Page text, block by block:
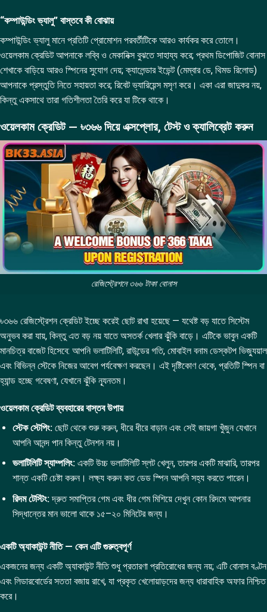
“কম্পাউন্ডিং ভ্যালু” বাস্তবে কী বোঝায়
কম্পাউন্ডিং ভ্যালু মানে প্রতিটি প্রোমোশন পরবর্তীটিকে আরও কার্যকর করে তোলে।
ওয়েলকাম ক্রেডিট আপনাকে লব্বি ও মেকানিক্স বুঝতে সাহায্য করে; প্রথম ডিপোজিট বোনাস
শেখাকে বাড়িয়ে আরও স্পিনের সুযোগ দেয়; ক্যালেন্ডার ইভেন্ট (মেম্বার ডে, থিমড রিলোড)
আপনাকে প্রস্তুতি নিতে সহায়তা করে; রিবেট ভ্যারিয়েন্স মসৃণ করে। একা এরা জাদুকর নয়,
কিন্তু একসাথে তারা গতিশীলতা তৈরি করে যা টিকে থাকে।
ওয়েলকাম ক্রেডিট — ৳৩৬৬ দিয়ে এক্সপ্লোর, টেস্ট ও ক্যালিব্রেট করুন
রেজিস্ট্রেশনে ৩৬৬ টাকা বোনাস
৳৩৬৬ রেজিস্ট্রেশন ক্রেডিট ইচ্ছে করেই ছোট রাখা হয়েছে — যথেষ্ট বড় যাতে সিস্টেম
অনুভব করা যায়, কিন্তু এত বড় নয় যাতে অসতর্ক খেলার ঝুঁকি বাড়ে। এটিকে ভাবুন একটি
মানচিত্র বাজেট হিসেবে: আপনি ভলাটিলিটি, রাউন্ডের গতি, মোবাইল বনাম ডেস্কটপ ভিজ্যুয়াল
এবং বিভিন্ন স্টেকে নিজের আবেগ পর্যবেক্ষণ করছেন। এই দৃষ্টিকোণ থেকে, প্রতিটি স্পিন বা
হ্যান্ড হচ্ছে গবেষণা, যেখানে ঝুঁকি ন্যূনতম।
ওয়েলকাম ক্রেডিট ব্যবহারের বাস্তব উপায়
স্টেক স্টেপিং:ছোট থেকে শুরু করুন, ধীরে ধীরে বাড়ান এবং সেই জায়গা খুঁজুন যেখানে
আপনি আনন্দ পান কিন্তু টেনশন নয়।
ভলাটিলিটি স্যাম্পলিং:একটি উচ্চ ভলাটিলিটি স্লট খেলুন, তারপর একটি মাঝারি, তারপর
শান্ত একটি চেষ্টা করুন। লক্ষ্য করুন কত ডেড স্পিন আপনি সহ্য করতে পারেন।
রিদম টেস্টিং:দ্রুত সমাপ্তির গেম এবং ধীর গেম মিশিয়ে দেখুন কোন রিদমে আপনার
সিদ্ধান্তের মান ভালো থাকে ১৫–২০ মিনিটের জন্য।
একটি অ্যাকাউন্ট নীতি — কেন এটি গুরুত্বপূর্ণ
একজনের জন্য একটি অ্যাকাউন্ট নীতি শুধু প্রতারণা প্রতিরোধের জন্য নয়; এটি বোনাস বণ্টন
এবং লিডারবোর্ডের সততা বজায় রাখে, যা প্রকৃত খেলোয়াড়দের জন্য ধারাবাহিক অফার নিশ্চিত
করে।